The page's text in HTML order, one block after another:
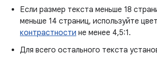
Если размер текста меньше 18
меньше 14 страниц, используйте
контрастности не менее 4,5:1.
Для всего остального текста